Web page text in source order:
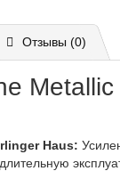
Отзывы (0)
Haus: